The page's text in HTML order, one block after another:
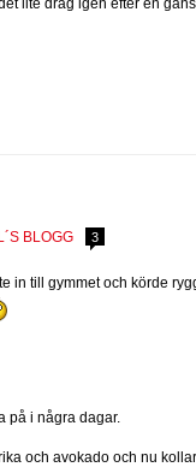
lite drag igen efter en
BLOGG 3
in till gymmet och körde
på i några dagar.
och avokado och nu